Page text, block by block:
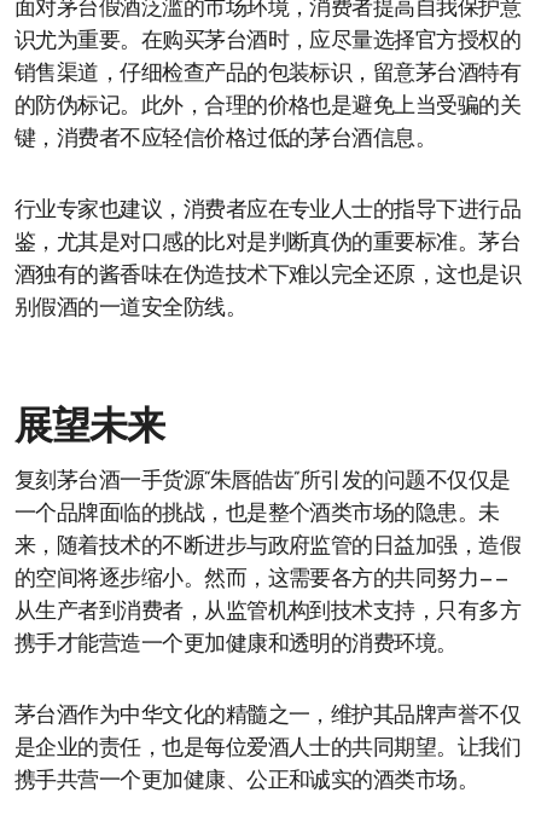
面对茅台假酒泛滥的市场环境，消费者提高自我保护意
识尤为重要。在购买茅台酒时，应尽量选择官方授权的
销售渠道，仔细检查产品的包装标识，留意茅台酒特有
的防伪标记。此外，合理的价格也是避免上当受骗的关
键，消费者不应轻信价格过低的茅台酒信息。
行业专家也建议，消费者应在专业人士的指导下进行品
鉴，尤其是对口感的比对是判断真伪的重要标准。茅台
酒独有的酱香味在伪造技术下难以完全还原，这也是识
别假酒的一道安全防线。
展望未来
复刻茅台酒一手货源“朱唇皓齿”所引发的问题不仅仅是
一个品牌面临的挑战，也是整个酒类市场的隐患。未
来，随着技术的不断进步与政府监管的日益加强，造假
的空间将逐步缩小。然而，这需要各方的共同努力——
从生产者到消费者，从监管机构到技术支持，只有多方
携手才能营造一个更加健康和透明的消费环境。
茅台酒作为中华文化的精髓之一，维护其品牌声誉不仅
是企业的责任，也是每位爱酒人士的共同期望。让我们
携手共营一个更加健康、公正和诚实的酒类市场。